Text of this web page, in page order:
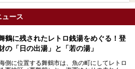
ース
鶴に残されたレトロ銭湯をめぐる！登
の「日の出湯」と「若の湯」
側に位置する舞鶴市は、魚の町にしてレトロ